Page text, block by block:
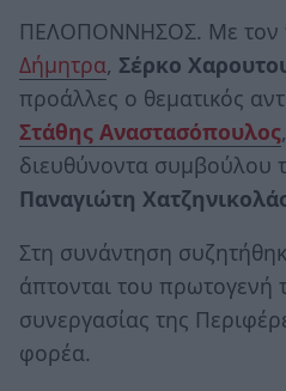
ΠΕΛΟΠΟΝΝΗΣΟΣ. Με τον
Δήμητρα, Σέρκο
προάλλες ο θεματικός
Στάθης Αναστασόπουλος
διευθύνοντα συμβούλου
Παναγιώτη
Στη συνάντηση
άπτονται του πρωτογενή
συνεργασίας της
φορέα.